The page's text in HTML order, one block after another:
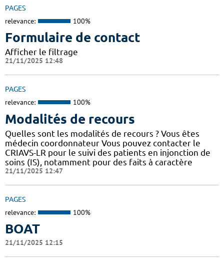
PAGES
relevance: 100%
Formulaire de contact
Afficher le filtrage
21/11/2025 12:48
PAGES
relevance: 100%
Modalités de recours
Quelles sont les modalités de recours ? Vous êtes
médecin coordonnateur Vous pouvez contacter le
CRIAVS-LR pour le suivi des patients en injonction de
soins (IS), notamment pour des faits à caractère
21/11/2025 12:47
PAGES
relevance: 100%
BOAT
21/11/2025 12:15